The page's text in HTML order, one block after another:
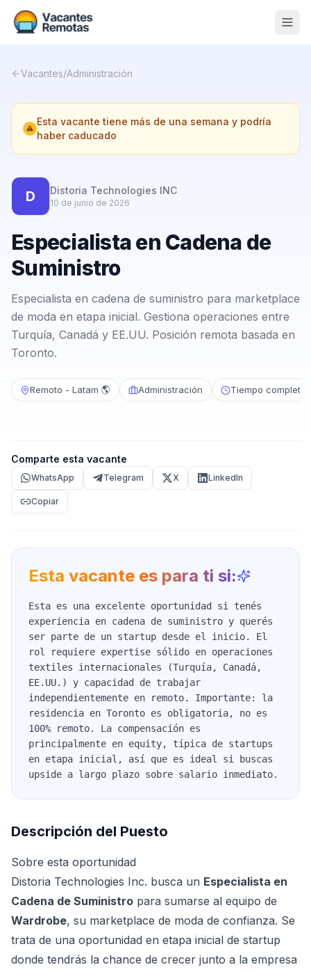
Nosotros
Contacto
Calculadora Freelance Gratis
Vacantes/Administración
Esta vacante tiene más de una semana y podría
haber caducado
D Distoria Technologies INC
10 de junio de 2026
Especialista en Cadena de
Suministro
Especialista en cadena de suministro para marketplace
de moda en etapa inicial. Gestiona operaciones entre
Turquía, Canadá y EE.UU. Posición remota basada en
Toronto.
Remoto - Latam 🌎 Administración Tiempo completo
Comparte esta vacante
WhatsApp Telegram X LinkedIn
Copiar
Esta vacante es para ti si:
Esta es una excelente oportunidad si tenés
experiencia en cadena de suministro y querés
ser parte de un startup desde el inicio. El
rol requiere expertise sólido en operaciones
textiles internacionales (Turquía, Canadá,
EE.UU.) y capacidad de trabajar
independientemente en remoto. Importante: la
residencia en Toronto es obligatoria, no es
100% remoto. La compensación es
principalmente en equity, típica de startups
en etapa inicial, así que es ideal si buscas
upside a largo plazo sobre salario inmediato.
Descripción del Puesto
Sobre esta oportunidad
Distoria Technologies Inc. busca un Especialista en
Cadena de Suministro para sumarse al equipo de
Wardrobe, su marketplace de moda de confianza. Se
trata de una oportunidad en etapa inicial de startup
donde tendrás la chance de crecer junto a la empresa